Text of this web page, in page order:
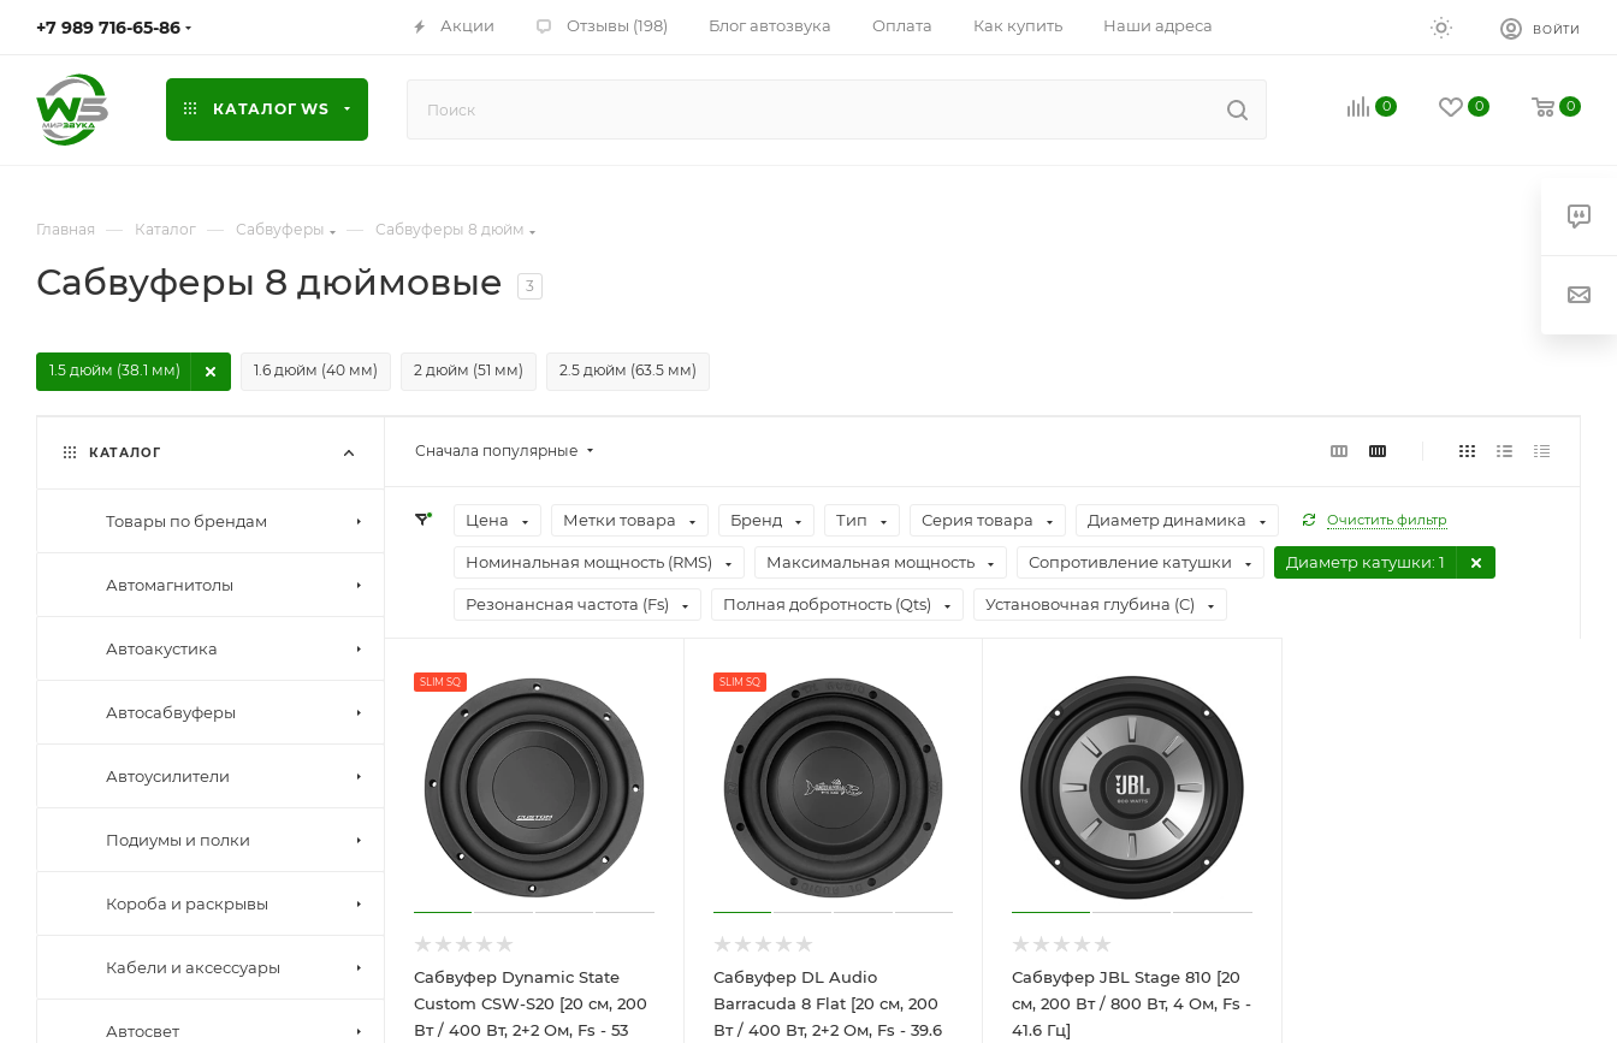
+7 989 716-65-86 Акции Отзывы (198) Блог автозвука Оплата Как купить Наши адреса ВОЙТИ
КАТАЛОГ WS 0 0 0
Главная — Каталог — Сабвуферы — Сабвуферы 8 дюйм
Сабвуферы 8 дюймовые 3
1.5 дюйм (38.1 мм) 1.6 дюйм (40 мм) 2 дюйм (51 мм) 2.5 дюйм (63.5 мм)
Сначала популярные
Цена Метки товара Бренд Тип Серия товара Диаметр динамика
Номинальная мощность (RMS) Максимальная мощность Сопротивление катушки Диаметр катушки: 1
Резонансная частота (Fs) Полная добротность (Qts) Установочная глубина (C)
Очистить фильтр
SLIM SQ
Сабвуфер Dynamic State
Custom CSW-S20 [20 см, 200
Вт / 400 Вт, 2+2 Ом, Fs - 53
SLIM SQ
Сабвуфер DL Audio
Barracuda 8 Flat [20 см, 200
Вт / 400 Вт, 2+2 Ом, Fs - 39.6
Сабвуфер JBL Stage 810 [20
см, 200 Вт / 800 Вт, 4 Ом, Fs -
41.6 Гц]
КАТАЛОГ
Товары по брендам
Автомагнитолы
Автоакустика
Автосабвуферы
Автоусилители
Подиумы и полки
Короба и раскрывы
Кабели и аксессуары
Автосвет